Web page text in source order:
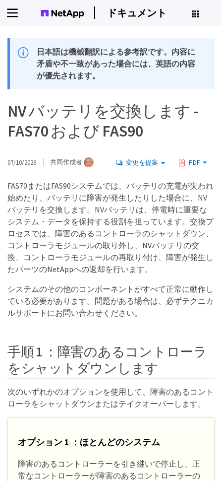
ドキュメント
日本語は機械翻訳による参考訳です。内容に
矛盾や不一致があった場合には、英語の内容
が優先されます。
NV バッテリを交換します -
FAS70 および FAS90
07/10/2026 共同作成者 変更を提案 PDF
FAS70またはFAS90システムでは、バッテリの充電が失われ
始めたり、バッテリに障害が発生したりした場合に、NV
バッテリを交換します。NVバッテリは、停電時に重要な
システム・データを保持する役割を担っています。交換プ
ロセスでは、障害のあるコントローラのシャットダウン、
コントローラモジュールの取り外し、NVバッテリの交
換、コントローラモジュールの再取り付け、障害が発生し
たパーツのNetAppへの返却を行います。
システムのその他のコンポーネントがすべて正常に動作し
ている必要があります。問題がある場合は、必ずテクニカ
ルサポートにお問い合わせください。
手順 1 ：障害のあるコントローラ
をシャットダウンします
次のいずれかのオプションを使用して、障害のあるコント
ローラをシャットダウンまたはテイクオーバーします。
オプション 1 ：ほとんどのシステム
障害のあるコントローラーを引き継いで停止し、正
常なコントローラーが障害のあるコントローラーの